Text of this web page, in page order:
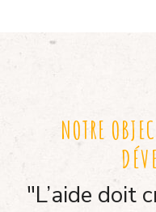
NOTRE
"L’aide doit